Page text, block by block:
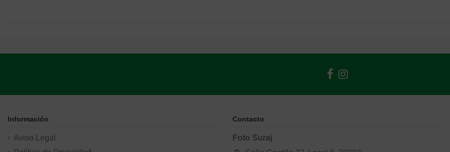
Información
Aviso Legal
Contacto
Foto Suraj